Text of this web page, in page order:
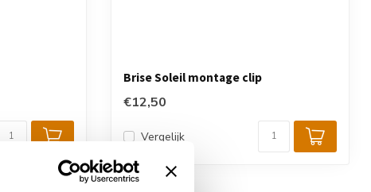
Brise Soleil montage clip
€12,50
Vergelijk